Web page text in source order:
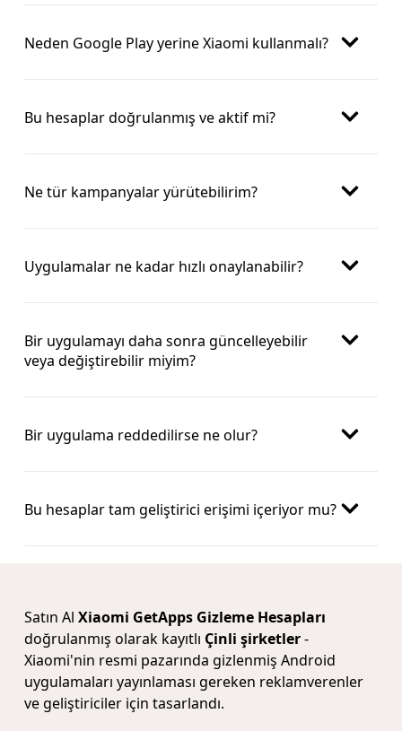
Neden Google Play yerine Xiaomi kullanmalı?
Bu hesaplar doğrulanmış ve aktif mi?
Ne tür kampanyalar yürütebilirim?
Uygulamalar ne kadar hızlı onaylanabilir?
Bir uygulamayı daha sonra güncelleyebilir
veya değiştirebilir miyim?
Bir uygulama reddedilirse ne olur?
Bu hesaplar tam geliştirici erişimi içeriyor mu?
Satın Al Xiaomi GetApps Gizleme Hesapları
doğrulanmış olarak kayıtlı Çinli şirketler-
Xiaomi'nin resmi pazarında gizlenmiş Android
uygulamaları yayınlaması gereken reklamverenler
ve geliştiriciler için tasarlandı.